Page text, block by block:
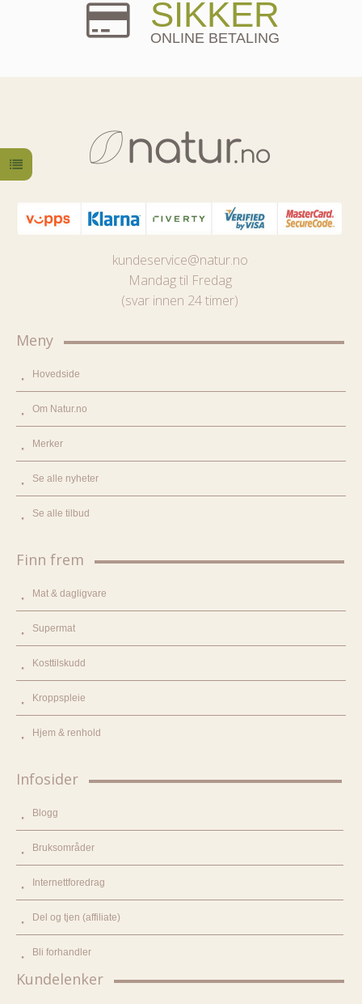
SIKKER
ONLINE BETALING
kundeservice@natur.no
Mandag til Fredag
(svar innen 24 timer)
Meny
Hovedside
Om Natur.no
Merker
Se alle nyheter
Se alle tilbud
Finn frem
Mat & dagligvare
Supermat
Kosttilskudd
Kroppspleie
Hjem & renhold
Infosider
Blogg
Bruksområder
Internettforedrag
Del og tjen (affiliate)
Bli forhandler
Kundelenker